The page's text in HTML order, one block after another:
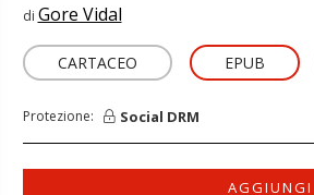
di Gore Vidal
CARTACEO EPUB
Protezione: Social DRM
AGGIUNGI